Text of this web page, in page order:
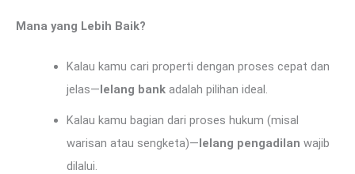
Mana yang Lebih Baik?
Kalau kamu cari properti dengan proses cepat dan
jelas—lelang bankadalah pilihan ideal.
Kalau kamu bagian dari proses hukum (misal
warisan atau sengketa)—lelang pengadilan wajib
dilalui.